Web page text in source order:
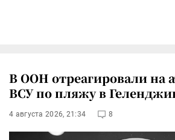
В ООН отреагировали на
ВСУ по пляжу в
4 августа 2026, 21:34 8